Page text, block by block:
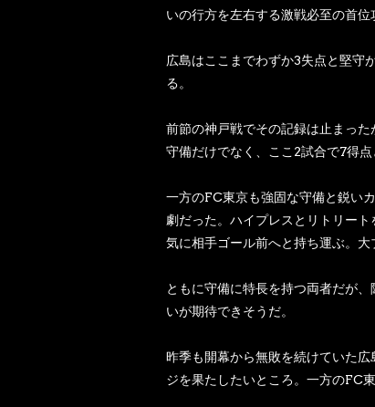
いの行方を左右する激戦必至の首位
広島はここまでわずか3失点と堅守
る。
前節の神戸戦でその記録は止まっ
守備だけでなく、ここ2試合で7得
一方のFC東京も強固な守備と鋭い
劇だった。ハイプレスとリトリー
気に相手ゴール前へと持ち運ぶ。
ともに守備に特長を持つ両者だが
いが期待できそうだ。
昨季も開幕から無敗を続けていた
ジを果たしたいところ。一方のFC